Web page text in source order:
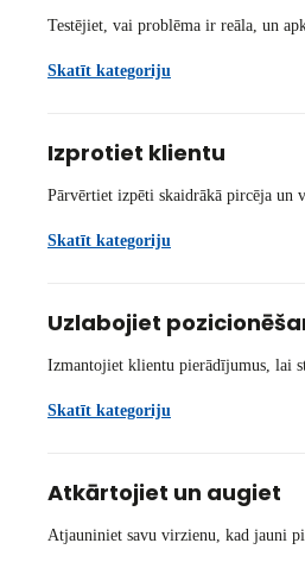
Testējiet, vai problēma ir reāla, un
Skatīt kategoriju
Izprotiet klientu
Pārvērtiet izpēti skaidrākā pircēja un
Skatīt kategoriju
Uzlabojiet
Izmantojiet klientu pierādījumus, lai
Skatīt kategoriju
Atkārtojiet un augiet
Atjauniniet savu virzienu, kad jauni